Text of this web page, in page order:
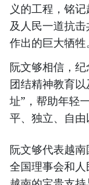
义的工程，铭
及人民一道抗
作出的巨大牺牲。
阮文够相信，
团结精神教育
址”，帮助年轻
平、独立、自由
阮文够代表越
全国理事会和